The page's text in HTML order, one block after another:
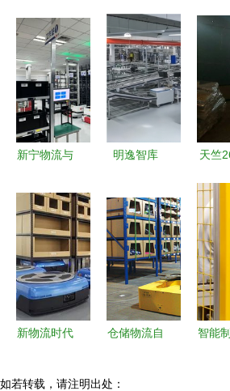
将在现场提
供更多自动
化解决方案
自动化缓存
（上） 挑
战、设备与
目标缓冲区
不足的应对
策略
流与
动化
新宁物流与
成战略合
作，携手共
建智慧物流
新生态
明逸智库
加速度，引
领物流仓储
自动化新篇
章
天竺
业将
退，
设备
级势
新物流时代
中心的建设
仓储物流自
发展与工程
智能
如若转载，请注明出处：